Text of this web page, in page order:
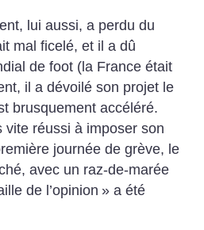
lui aussi, a perdu du
mal ficelé, et il a dû
de foot (la France était
il a dévoilé son projet le
brusquement accéléré.
vite réussi à imposer son
­journée de grève, le
avec un raz-de-marée
de ­l’opinion » a été